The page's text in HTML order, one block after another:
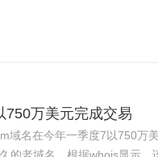
750万美元完成交易
7以750万美元的价格完成交易。 Green.com